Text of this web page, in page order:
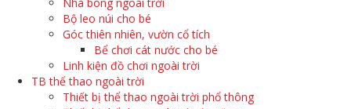
Bộ leo núi cho bé
Góc thiên nhiên, vườn cổ tích
Bể chơi cát nước cho bé
Linh kiện đồ chơi ngoài trời
TB thể thao ngoài trời
Thiết bị thể thao ngoài trời phổ thông